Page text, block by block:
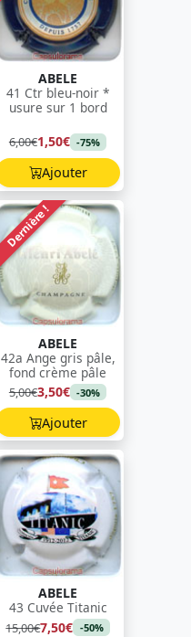
ABELE
41 Ctr bleu-noir *
usure sur 1 bord
6,00€1,50€ -75%
Ajouter
Dernière !
ABELE
42a Ange gris pâle,
fond crème pâle
5,00€3,50€ -30%
Ajouter
ABELE
43 Cuvée Titanic
15,00€7,50€ -50%